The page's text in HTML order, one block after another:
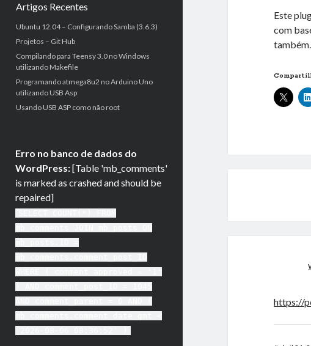
Artigos Recentes
Ubuntu 12.04 – Configurando Samba (3.6.3)
Projetos – Git Hub
Compilando para Teensy 3.0 no Windows
utilizando Makefile
Programando atmega8u2 no Arduino Uno
utilizando USB Asp
Usando USB ASP como não root
Erro no banco de dados do
WordPress:[Table 'mb_comments'
is marked as crashed and should be
repaired]
Este
com
também.
https://